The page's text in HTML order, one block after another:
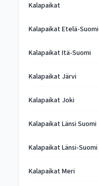
Kalapaikat
Kalapaikat Etelä-Suomi
Kalapaikat Itä-Suomi
Kalapaikat Järvi
Kalapaikat Joki
Kalapaikat Länsi Suomi
Kalapaikat Länsi-Suomi
Kalapaikat Meri